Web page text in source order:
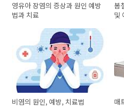
영유아 장염의 증상과 원인 예방
법과 치료
봄
및
비염의 원인, 예방, 치료법 매